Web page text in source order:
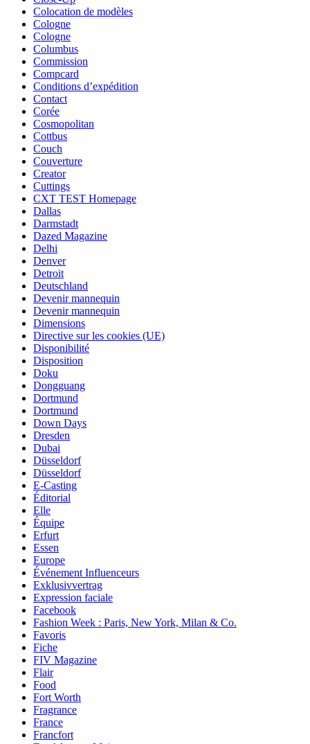
Colocation de modèles
Cologne
Cologne
Columbus
Commission
Compcard
Conditions d’expédition
Contact
Corée
Cosmopolitan
Cottbus
Couch
Couverture
Creator
Cuttings
CXT TEST Homepage
Dallas
Darmstadt
Dazed Magazine
Delhi
Denver
Detroit
Deutschland
Devenir mannequin
Devenir mannequin
Dimensions
Directive sur les cookies (UE)
Disponibilité
Disposition
Doku
Dongguang
Dortmund
Dortmund
Down Days
Dresden
Dubai
Düsseldorf
Düsseldorf
E-Casting
Éditorial
Elle
Équipe
Erfurt
Essen
Europe
Événement Influenceurs
Exklusivvertrag
Expression faciale
Facebook
Fashion Week : Paris, New York, Milan & Co.
Favoris
Fiche
FIV Magazine
Flair
Food
Fort Worth
Fragrance
France
Francfort